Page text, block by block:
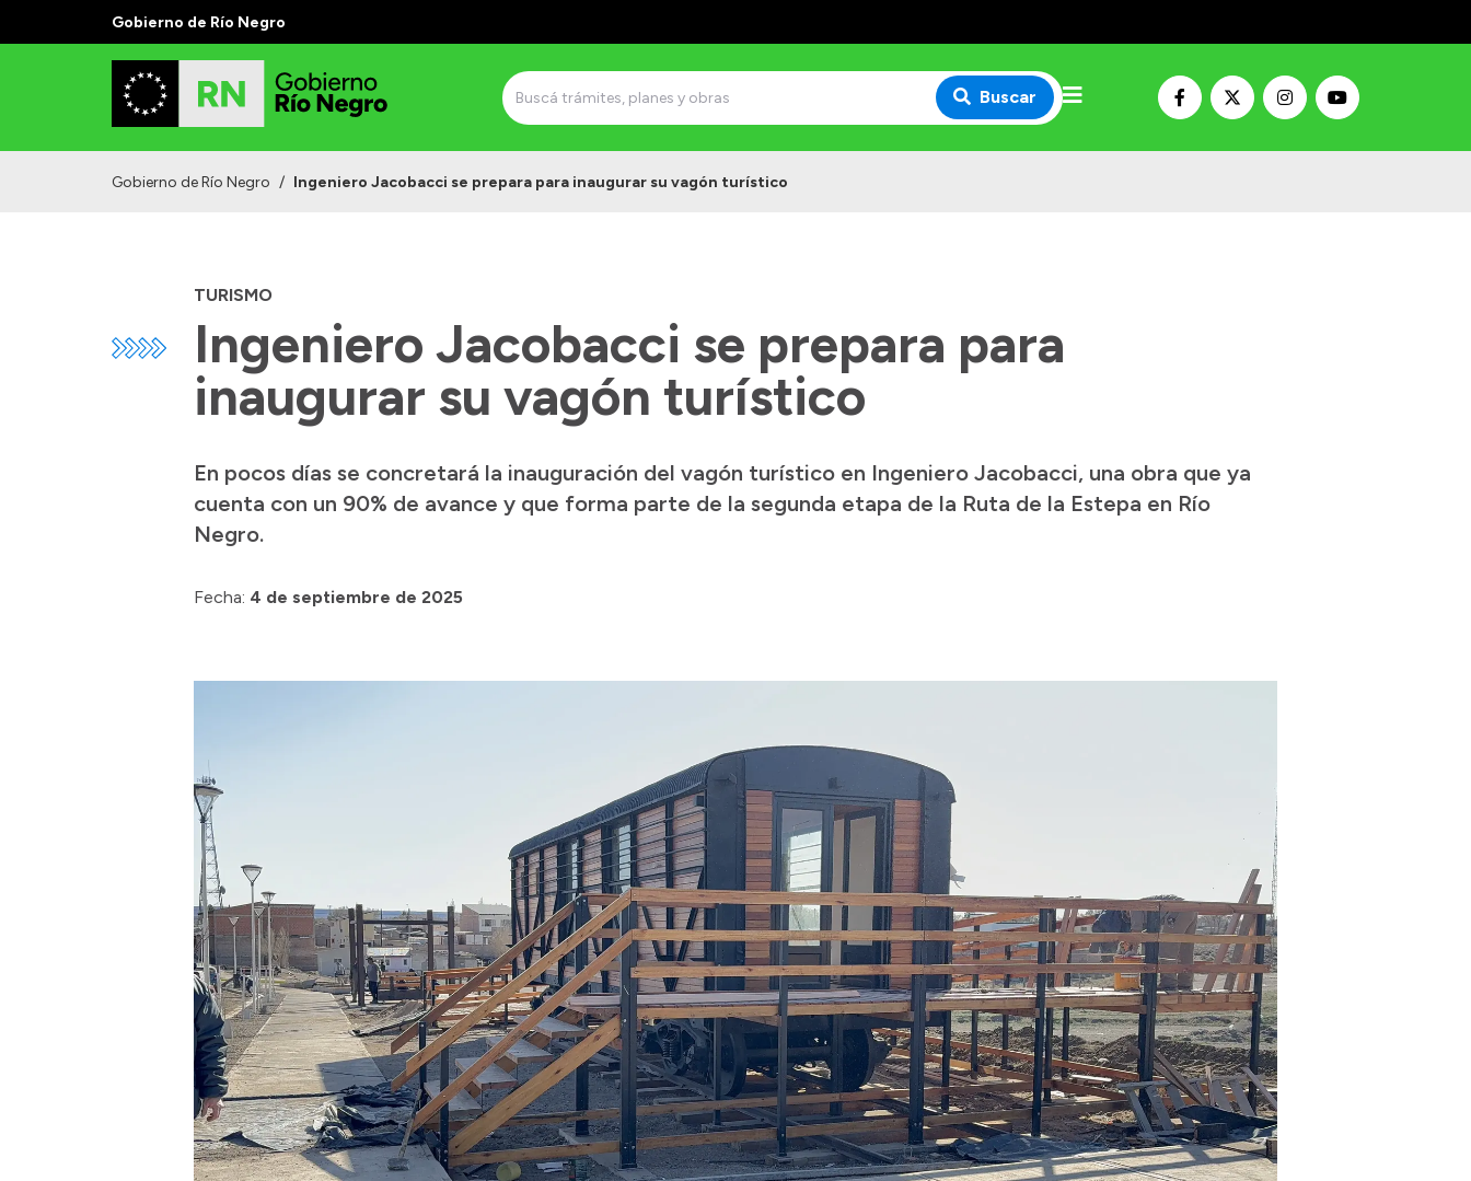
Gobierno de Río Negro
Buscar
Gobierno de Río Negro / Ingeniero Jacobacci se prepara para inaugurar su vagón turístico
TURISMO
Ingeniero Jacobacci se prepara para
inaugurar su vagón turístico
En pocos días se concretará la inauguración del vagón turístico en Ingeniero Jacobacci, una obra que ya
cuenta con un 90% de avance y que forma parte de la segunda etapa de la Ruta de la Estepa en Río
Negro.
Fecha: 4 de septiembre de 2025